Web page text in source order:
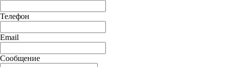
Телефон
Email
Сообщение